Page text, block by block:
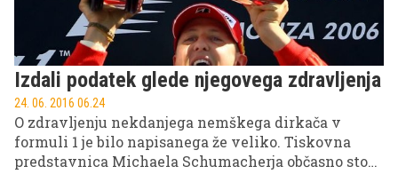
Izdali podatek glede njegovega zdravljenja
24. 06. 2016 06.24
O zdravljenju nekdanjega nemškega dirkača v
formuli 1 je bilo napisanega že veliko. Tiskovna
predstavnica Michaela Schumacherja občasno stopi